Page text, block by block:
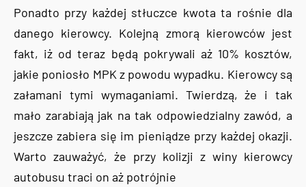
Ponadto przy każdej stłuczce kwota ta rośnie dla
danego kierowcy. Kolejną zmorą kierowców jest
fakt, iż od teraz będą pokrywali aż 10% kosztów,
jakie poniosło MPK z powodu wypadku. Kierowcy są
załamani tymi wymaganiami. Twierdzą, że i tak
mało zarabiają jak na tak odpowiedzialny zawód, a
jeszcze zabiera się im pieniądze przy każdej okazji.
Warto zauważyć, że przy kolizji z winy kierowcy
autobusu traci on aż potrójnie